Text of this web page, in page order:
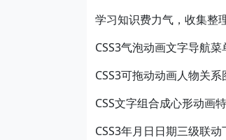
学习知识费力气，收集整
CSS3气泡动画文字导航菜
CSS3可拖动动画人物关系
CSS文字组合成心形动画
CSS3年月日日期三级联